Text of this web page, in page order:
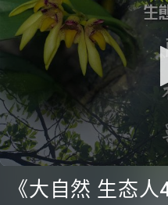
seconds
《大自然 生态